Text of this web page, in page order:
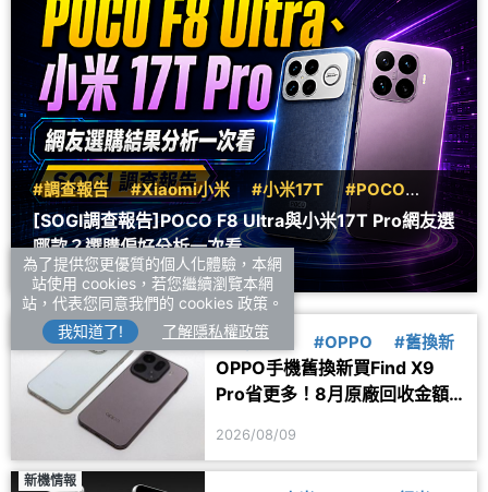
#調查報告 #Xiaomi小米 #小米17T
#POCO
#F8
[SOGI調查報告]POCO F8 Ultra與小米17T Pro網友選
哪款？選購偏好分析一次看
2026/08/09
優惠速報
#購物月報 #OPPO #舊換新
OPPO手機舊換新買Find X9
Pro省更多！8月原廠回收金額
2026/08/09
新機情報
為了提供您更優質的個人化體驗，本網
站使用 cookies，若您繼續瀏覽本網
站，代表您同意我們的 cookies 政策。
我知道了!
了解隱私權政策